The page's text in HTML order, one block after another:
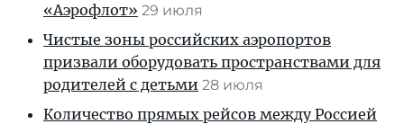
«Аэрофлот» 29 июля
Чистые зоны российских аэропортов
призвали оборудовать пространствами для
родителей с детьми 28 июля
Количество прямых рейсов между Россией